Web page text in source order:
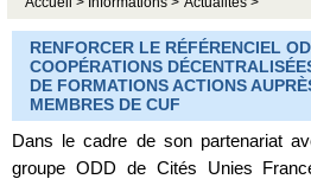
RENFORCER LE RÉFÉRENCIEL
COOPÉRATIONS
DE FORMATIONS ACTIONS
MEMBRES DE CUF
Dans le cadre de son partenariat
groupe ODD de Cités Unies